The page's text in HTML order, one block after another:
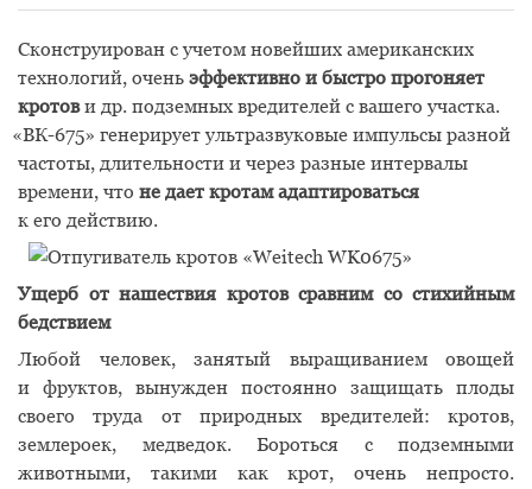
Сконструирован с учетом новейших американских
технологий, очень эффективно и быстро прогоняет
кротови др. подземных вредителей с вашего участка.
«ВК-675» генерирует ультразвуковые импульсы разной
частоты, длительности и через разные интервалы
времени, что не дает кротам адаптироваться
к его действию.
Ущерб от нашествия кротов сравним со стихийным
бедствием
Любой человек, занятый выращиванием овощей
и фруктов, вынужден постоянно защищать плоды
своего труда от природных вредителей: кротов,
землероек, медведок. Бороться с подземными
животными, такими как крот, очень непросто.